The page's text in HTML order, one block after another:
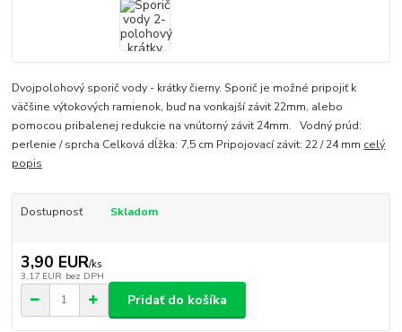
Dvojpolohový sporič vody - krátky čierny. Sporič je možné pripojiť k
väčšine výtokových ramienok, buď na vonkajší závit 22mm, alebo
pomocou pribalenej redukcie na vnútorný závit 24mm. Vodný prúd:
perlenie / sprcha Celková dĺžka: 7,5 cm Pripojovací závit: 22 / 24 mm celý
popis
Dostupnosť Skladom
3,90 EUR/ks
3,17 EUR bez DPH
Pridať do košíka